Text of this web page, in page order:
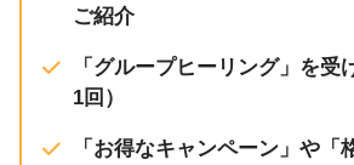
ご紹介
「グループヒーリング」を受
1回）
「お得なキャンペーン」や「